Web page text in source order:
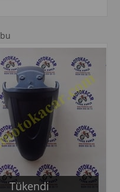
Tükendi